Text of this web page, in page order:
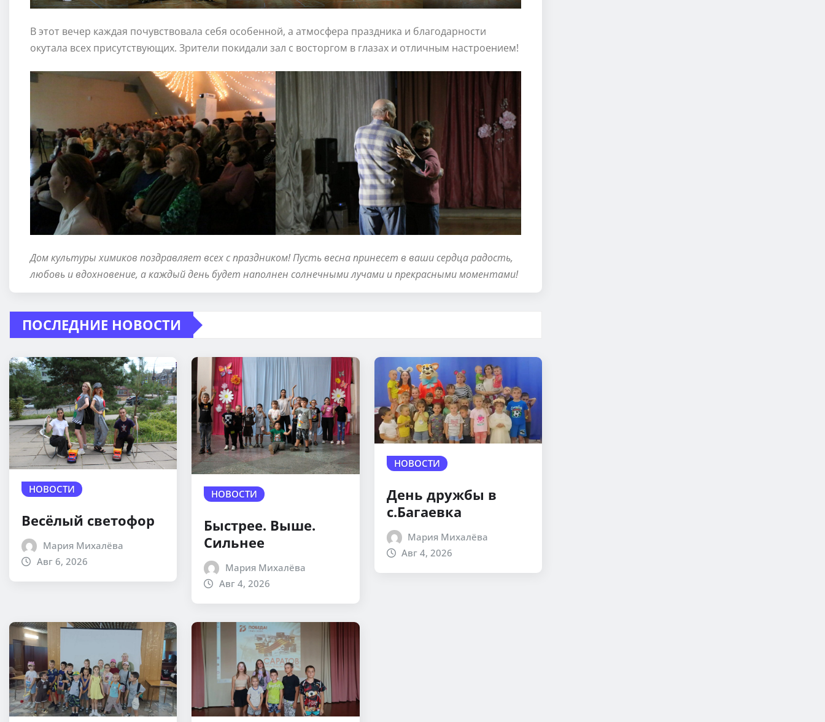
В этот вечер каждая почувствовала себя особенной, а атмосфера праздника и благодарности
окутала всех присутствующих. Зрители покидали зал с восторгом в глазах и отличным настроением!
Дом культуры химиков поздравляет всех с праздником! Пусть весна принесет в ваши сердца радость,
любовь и вдохновение, а каждый день будет наполнен солнечными лучами и прекрасными моментами!
ПОСЛЕДНИЕ НОВОСТИ
НОВОСТИ
Весёлый светофор
Мария Михалёва
Авг 6, 2026
НОВОСТИ
Быстрее. Выше.
Сильнее
Мария Михалёва
Авг 4, 2026
НОВОСТИ
День дружбы в
с.Багаевка
Мария Михалёва
Авг 4, 2026